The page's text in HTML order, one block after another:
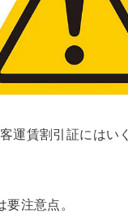
運賃割引証にはい
注意点。